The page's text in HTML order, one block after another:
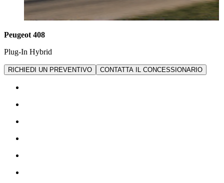
Peugeot 408
Plug-In Hybrid
RICHIEDI UN PREVENTIVO CONTATTA IL CONCESSIONARIO